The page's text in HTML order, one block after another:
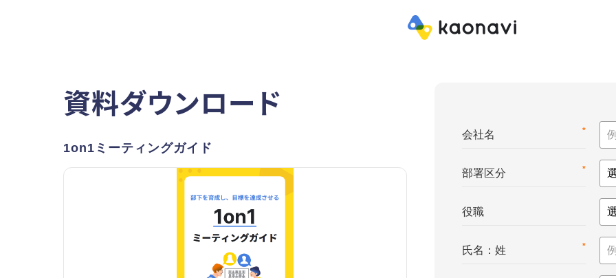
資料ダウンロード
1on1ミーティングガイド
*
会社名
*
部署区分
役職
*
氏名：姓